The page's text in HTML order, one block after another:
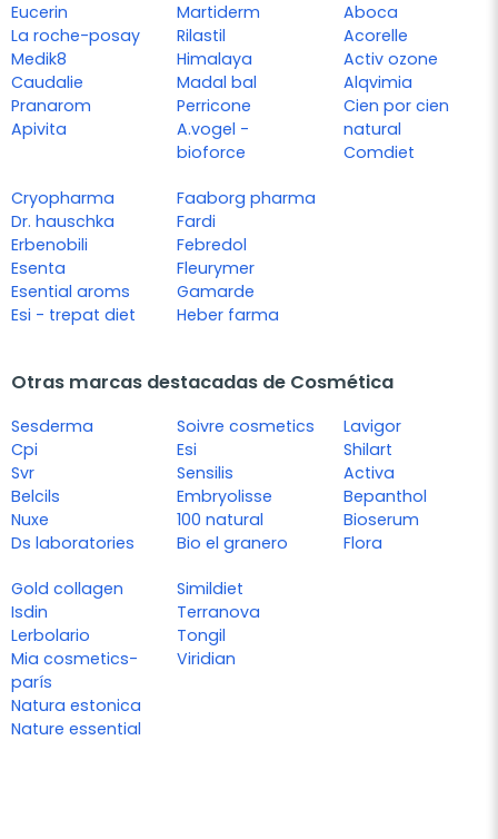
Eucerin
La roche-posay
Medik8
Caudalie
Pranarom
Apivita
Martiderm
Rilastil
Himalaya
Madal bal
Perricone
A.vogel -
bioforce
Aboca
Acorelle
Activ ozone
Alqvimia
Cien por cien
natural
Comdiet
Cryopharma
Dr. hauschka
Erbenobili
Esenta
Esential aroms
Esi - trepat diet
Faaborg pharma
Fardi
Febredol
Fleurymer
Gamarde
Heber farma
Otras marcas destacadas de Cosmética
Sesderma
Cpi
Svr
Belcils
Nuxe
Ds laboratories
Soivre cosmetics
Esi
Sensilis
Embryolisse
100 natural
Bio el granero
Lavigor
Shilart
Activa
Bepanthol
Bioserum
Flora
Gold collagen
Isdin
Lerbolario
Mia cosmetics-
parís
Natura estonica
Nature essential
Simildiet
Terranova
Tongil
Viridian